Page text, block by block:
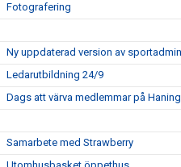
Fotografering
Ny uppdaterad version av
Ledarutbildning 24/9
Dags att värva medlemmar på
Samarbete med Strawberry